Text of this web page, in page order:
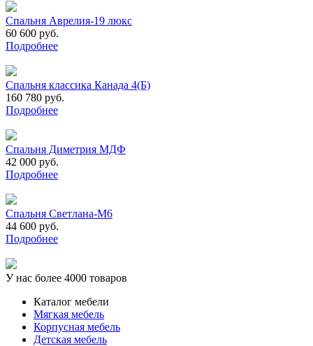
Спальня Аврелия-19 люкс
60 600 руб.
Подробнее
Спальня классика Канада 4(Б)
160 780 руб.
Подробнее
Спальня Диметрия МДФ
42 000 руб.
Подробнее
Спальня Светлана-М6
44 600 руб.
Подробнее
У нас более 4000 товаров
Каталог мебели
Мягкая мебель
Корпусная мебель
Детская мебель